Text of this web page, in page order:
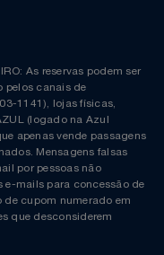
As reservas podem ser
pelos canais de
1141), lojas físicas,
(logado na Azul
apenas vende passagens
Mensagens falsas
por pessoas não
e-mails para concessão de
de cupom numerado em
que desconsiderem